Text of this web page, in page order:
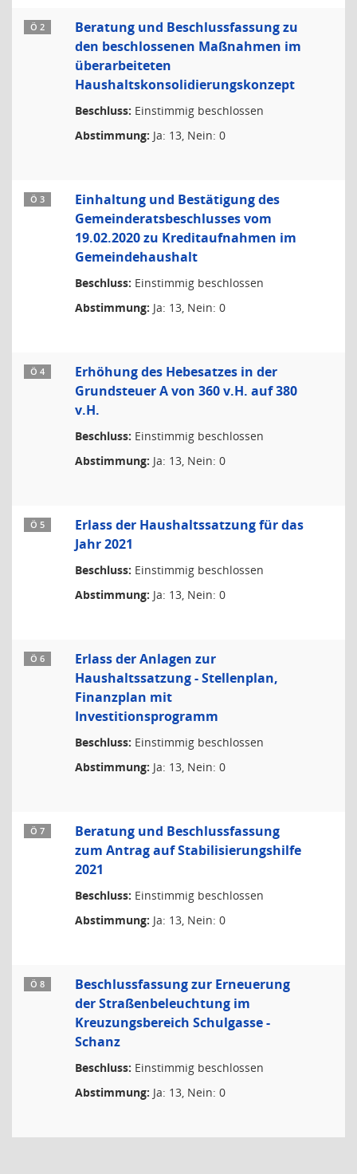
Ö 2
Beratung und Beschlussfassung zu
den beschlossenen Maßnahmen im
überarbeiteten
Haushaltskonsolidierungskonzept
Beschluss: Einstimmig beschlossen
Abstimmung: Ja: 13, Nein: 0
Ö 3
Einhaltung und Bestätigung des
Gemeinderatsbeschlusses vom
19.02.2020 zu Kreditaufnahmen im
Gemeindehaushalt
Beschluss: Einstimmig beschlossen
Abstimmung: Ja: 13, Nein: 0
Ö 4
Erhöhung des Hebesatzes in der
Grundsteuer A von 360 v.H. auf 380
v.H.
Beschluss: Einstimmig beschlossen
Abstimmung: Ja: 13, Nein: 0
Ö 5
Erlass der Haushaltssatzung für das
Jahr 2021
Beschluss: Einstimmig beschlossen
Abstimmung: Ja: 13, Nein: 0
Ö 6
Erlass der Anlagen zur
Haushaltssatzung - Stellenplan,
Finanzplan mit
Investitionsprogramm
Beschluss: Einstimmig beschlossen
Abstimmung: Ja: 13, Nein: 0
Ö 7
Beratung und Beschlussfassung
zum Antrag auf Stabilisierungshilfe
2021
Beschluss: Einstimmig beschlossen
Abstimmung: Ja: 13, Nein: 0
Ö 8
Beschlussfassung zur Erneuerung
der Straßenbeleuchtung im
Kreuzungsbereich Schulgasse -
Schanz
Beschluss: Einstimmig beschlossen
Abstimmung: Ja: 13, Nein: 0